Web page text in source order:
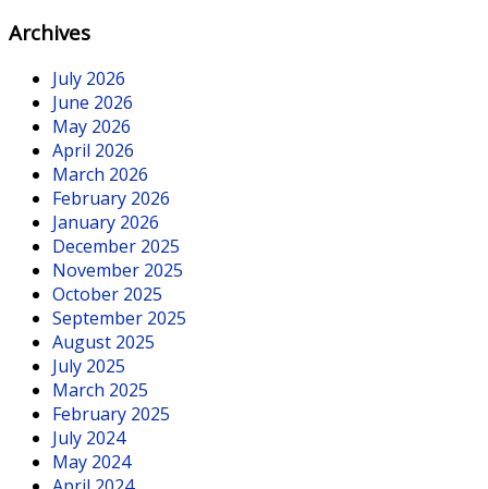
Archives
July 2026
June 2026
May 2026
April 2026
March 2026
February 2026
January 2026
December 2025
November 2025
October 2025
September 2025
August 2025
July 2025
March 2025
February 2025
July 2024
May 2024